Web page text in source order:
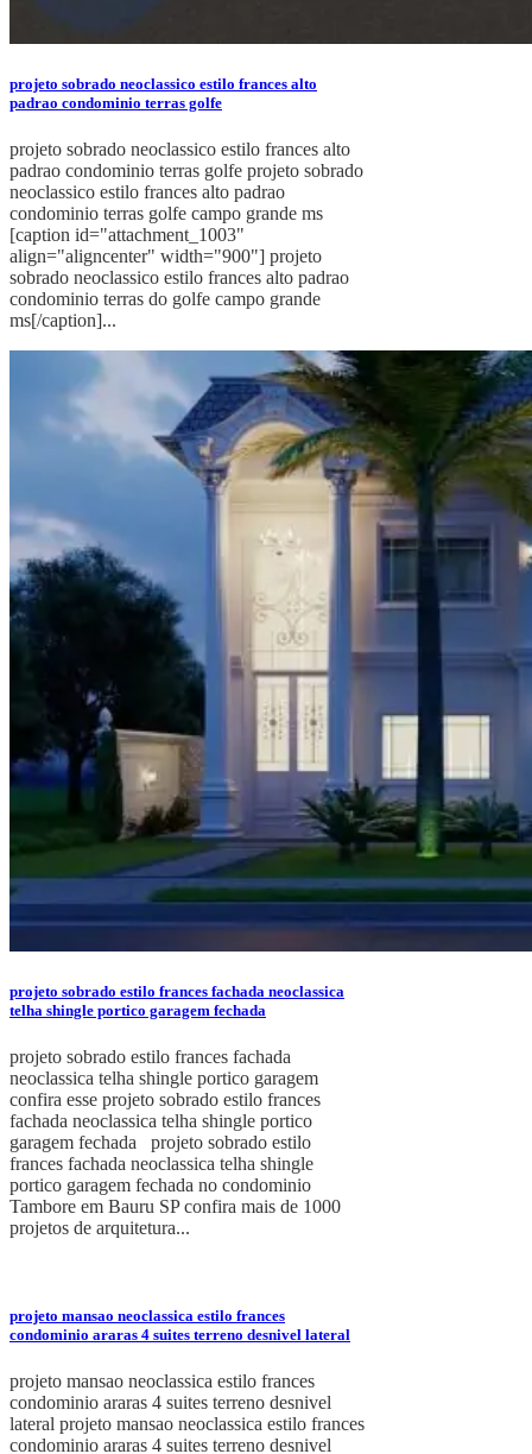
projeto sobrado neoclassico estilo frances alto
padrao condominio terras golfe
projeto sobrado neoclassico estilo frances alto
padrao condominio terras golfe projeto sobrado
neoclassico estilo frances alto padrao
condominio terras golfe campo grande ms
[caption id="attachment_1003"
align="aligncenter" width="900"] projeto
sobrado neoclassico estilo frances alto padrao
condominio terras do golfe campo grande
ms[/caption]...
projeto sobrado estilo frances fachada neoclassica
telha shingle portico garagem fechada
projeto sobrado estilo frances fachada
neoclassica telha shingle portico garagem
confira esse projeto sobrado estilo frances
fachada neoclassica telha shingle portico
garagem fechada projeto sobrado estilo
frances fachada neoclassica telha shingle
portico garagem fechada no condominio
Tambore em Bauru SP confira mais de 1000
projetos de arquitetura...
projeto mansao neoclassica estilo frances
condominio araras 4 suites terreno desnivel lateral
projeto mansao neoclassica estilo frances
condominio araras 4 suites terreno desnivel
lateral projeto mansao neoclassica estilo frances
condominio araras 4 suites terreno desnivel